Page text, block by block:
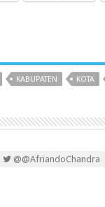
KABUPATEN KOTA
@@AfriandoChandra